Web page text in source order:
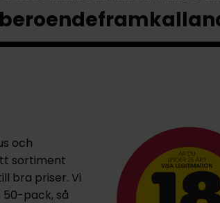
och
sortiment
bra priser. Vi
50-pack, så